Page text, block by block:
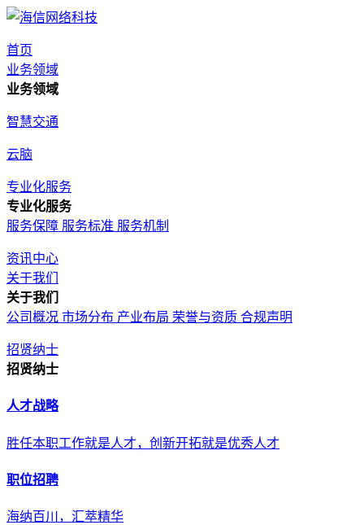
首页
业务领域
业务领域
智慧交通
云脑
专业化服务
专业化服务
服务保障 服务标准 服务机制
资讯中心
关于我们
关于我们
公司概况 市场分布 产业布局 荣誉与资质 合规声明
招贤纳士
招贤纳士
人才战略
胜任本职工作就是人才，创新开拓就是优秀人才
职位招聘
海纳百川，汇萃精华